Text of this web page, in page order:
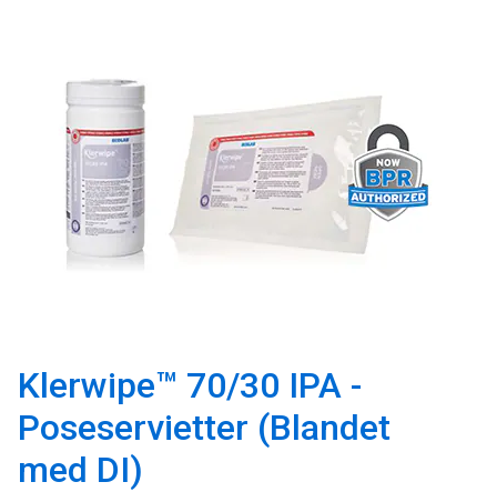
Klerwipe™ 70/30 IPA -
Poseservietter (Blandet
med DI)